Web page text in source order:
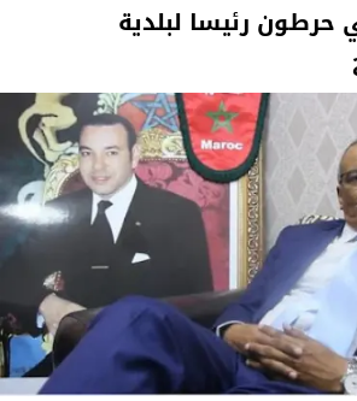
حرطون رئيسا لبلدية